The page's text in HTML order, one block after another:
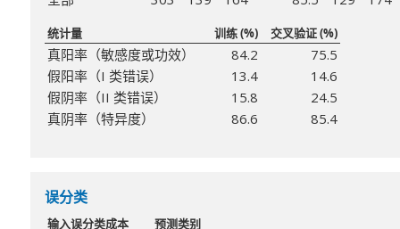
统计量 训练 (%) 交叉验证 (%)
真阳率（敏感度或功效） 84.2
75.5
假阳率（I 类错误）
13.4
14.6
假阴率（II 类错误）
15.8
24.5
真阴率（特异度）
86.6 85.4
误分类
输入误分类成本 预测类别